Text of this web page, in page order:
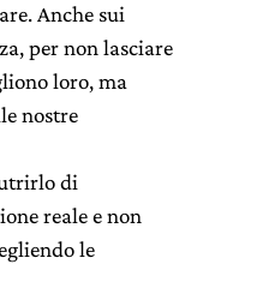
Anche sui
per non lasciare
loro, ma
nostre
di
reale e non
le